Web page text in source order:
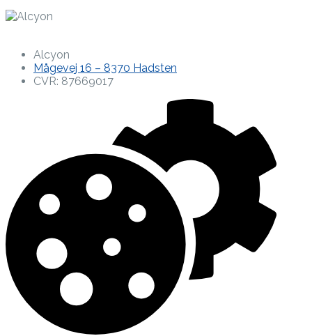
Alcyon
Mågevej 16 – 8370 Hadsten
CVR: 87669017